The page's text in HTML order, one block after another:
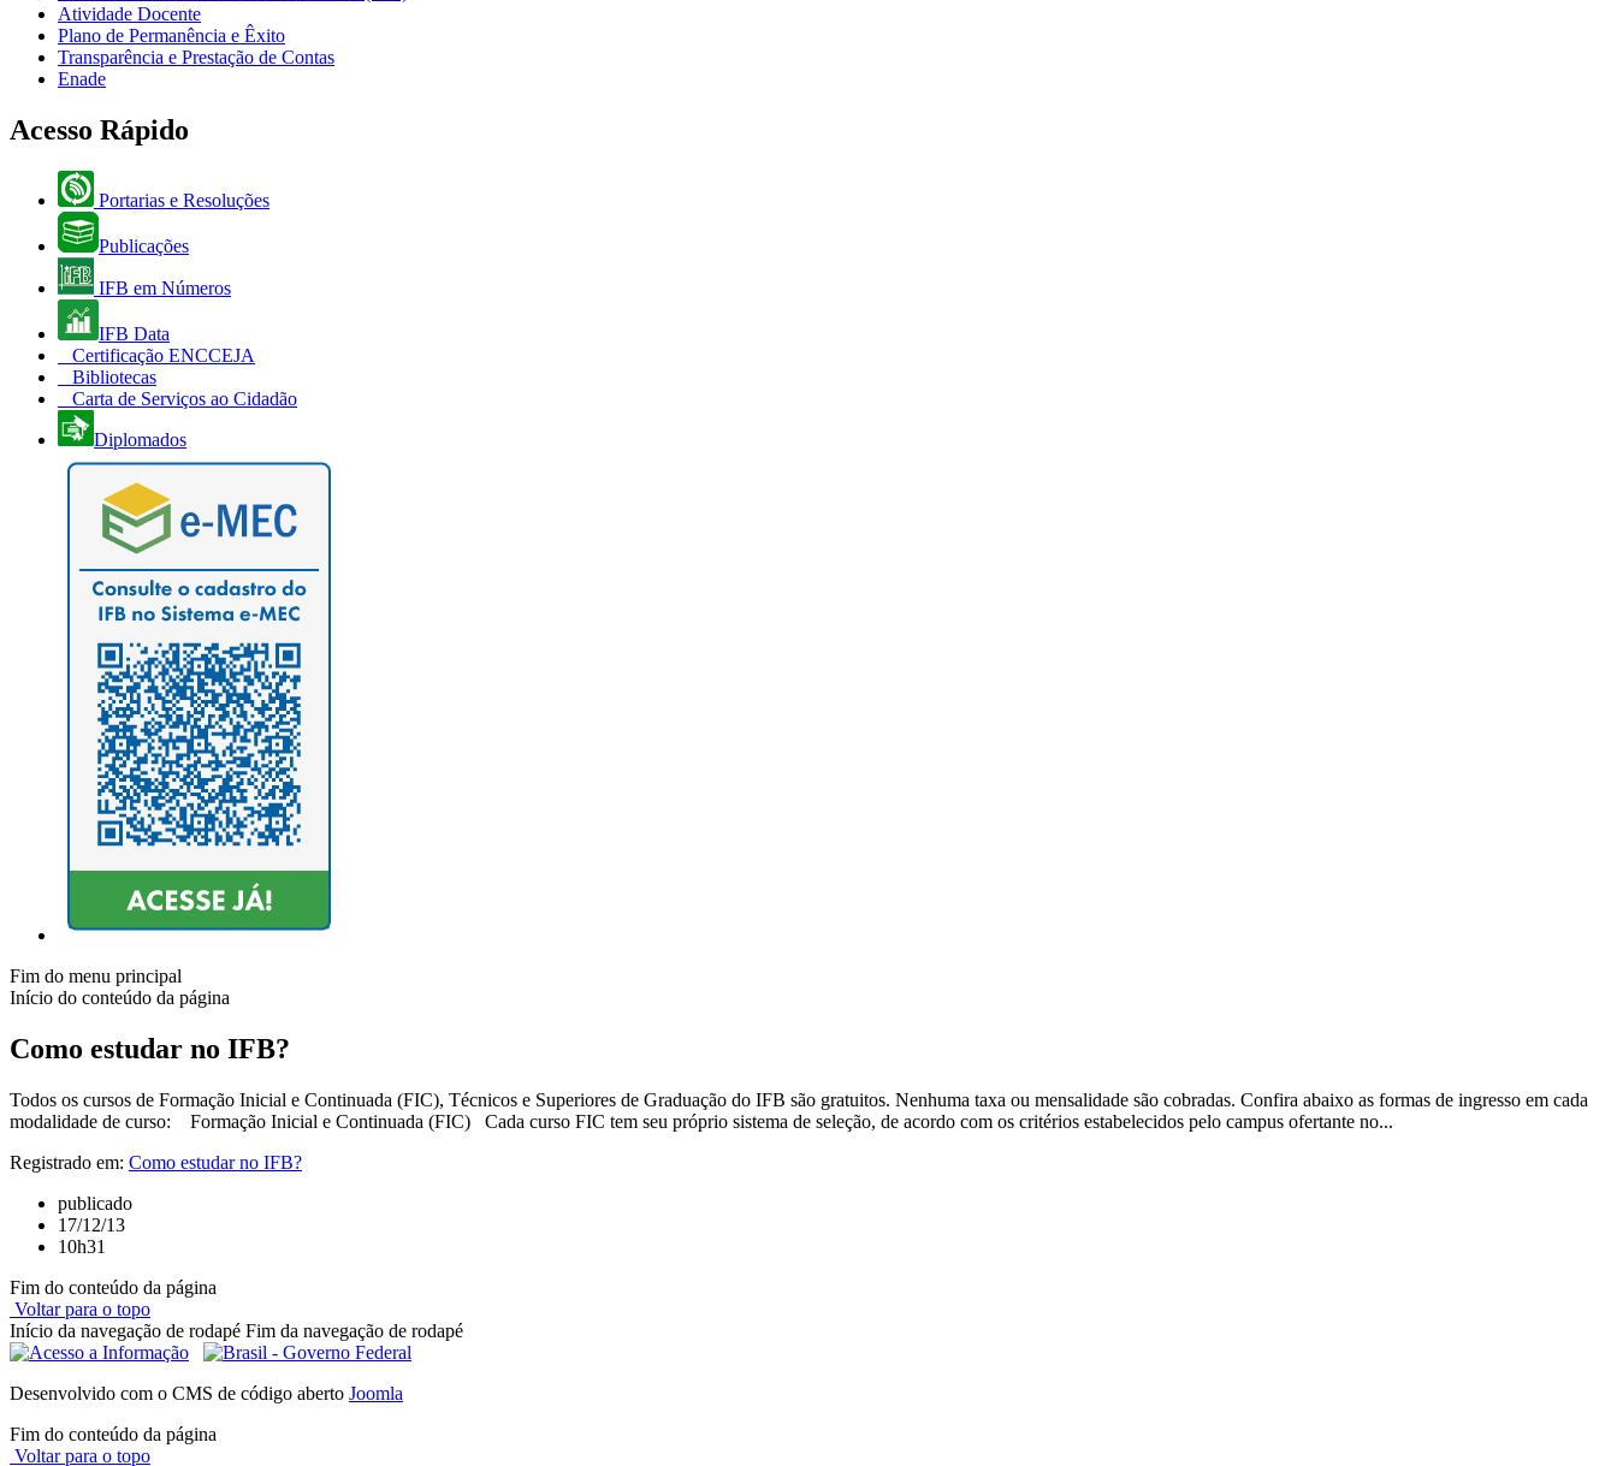
Atividade Docente
Plano de Permanência e Êxito
Transparência e Prestação de Contas
Enade
Acesso Rápido
Portarias e Resoluções
Publicações
IFB em Números
IFB Data
Certificação ENCCEJA
Bibliotecas
Carta de Serviços ao Cidadão
Diplomados
Fim do menu principal
Início do conteúdo da página
Como estudar no IFB?
Todos os cursos de Formação Inicial e Continuada (FIC), Técnicos e Superiores de Graduação do IFB são gratuitos. Nenhuma taxa ou mensalidade são cobradas. Confira abaixo as formas de ingresso em cada
modalidade de curso: Formação Inicial e Continuada (FIC) Cada curso FIC tem seu próprio sistema de seleção, de acordo com os critérios estabelecidos pelo campus ofertante no...
Registrado em: Como estudar no IFB?
publicado
17/12/13
10h31
Fim do conteúdo da página
Voltar para o topo
Início da navegação de rodapé Fim da navegação de rodapé
Desenvolvido com o CMS de código aberto Joomla
Fim do conteúdo da página
Voltar para o topo